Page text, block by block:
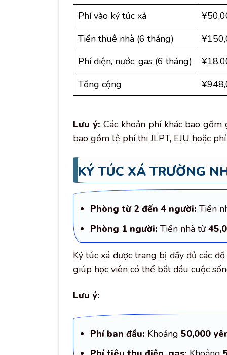
Phí vào ký túc xá
Tiền thuê nhà (6 tháng)
Phí điện, nước, gas (6 tháng)
Tổng cộng
Lưu ý: Các khoản phí khác bao gồm
bao gồm lệ phí thi JLPT, EJU hoặc
KÝ TÚC XÁ TRƯỜNG
Phòng từ 2 đến 4 người: Tiền
Phòng 1 người: Tiền nhà từ
Ký túc xá được trang bị đầy đủ các
giúp học viên có thể bắt đầu cuộc
Lưu ý:
Phí ban đầu: Khoảng50,000